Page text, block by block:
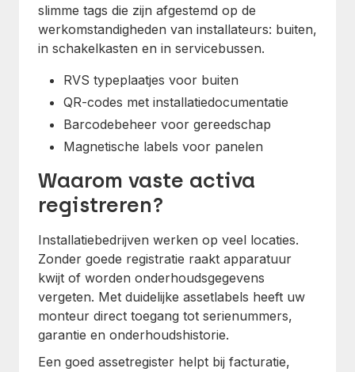
slimme tags die zijn afgestemd op de
werkomstandigheden van installateurs: buiten,
in schakelkasten en in servicebussen.
RVS typeplaatjes voor buiten
QR-codes met installatiedocumentatie
Barcodebeheer voor gereedschap
Magnetische labels voor panelen
Waarom vaste activa
registreren?
Installatiebedrijven werken op veel locaties.
Zonder goede registratie raakt apparatuur
kwijt of worden onderhoudsgegevens
vergeten. Met duidelijke assetlabels heeft uw
monteur direct toegang tot serienummers,
garantie en onderhoudshistorie.
Een goed assetregister helpt bij facturatie,